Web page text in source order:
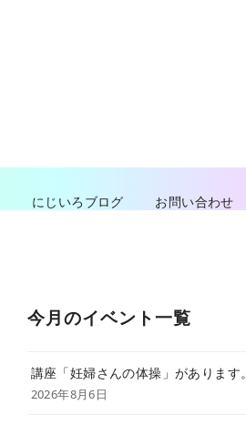
にじいろブログ お問い合わせ
今月のイベント一覧
講座「妊婦さんの体操」があります。
2026年8月6日